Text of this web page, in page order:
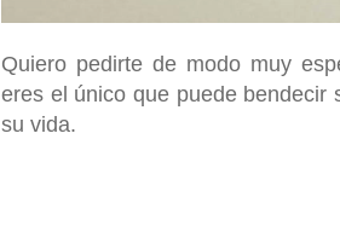
Quiero pedirte de modo muy
eres el único que puede bendecir
su vida.